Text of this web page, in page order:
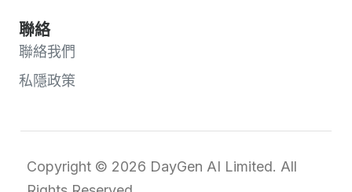
聯絡
聯絡我們
私隱政策
Copyright © 2026 DayGen AI Limited. All